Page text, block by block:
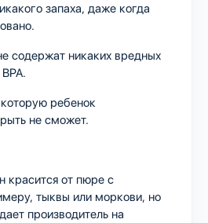
запаха, даже когда
содержат никаких вредных
ребенок
не сможет.
красится от пюре с
тыквы или моркови, но
производитель на